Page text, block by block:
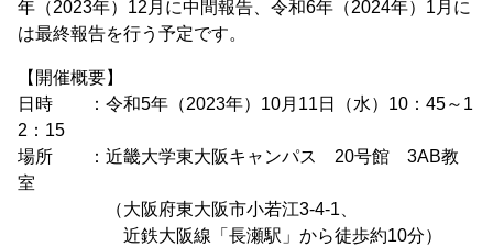
年（2023年）12月に中間報告、令和6年（2024年）1月に
は最終報告を行う予定です。
【開催概要】
日時 ：令和5年（2023年）10月11日（水）10：45～1
2：15
場所 ：近畿大学東大阪キャンパス 20号館 3AB教
室
（大阪府東大阪市小若江3-4-1、
近鉄大阪線「長瀬駅」から徒歩約10分）